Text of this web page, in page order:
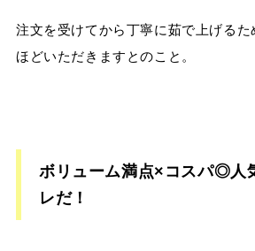
注文を受けてから丁寧に茹で上げるた
ほどいただきますとのこと。
ボリューム満点× コスパ◎人
レだ！